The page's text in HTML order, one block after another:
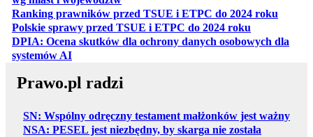
Ranking prawników przed TSUE i ETPC do 2024 roku
Polskie sprawy przed TSUE i ETPC do 2024 roku
DPIA: Ocena skutków dla ochrony danych osobowych dla
systemów AIotwiera się w nowej karcie
Prawo.pl radzi
SN: Wspólny odręczny testament małżonków jest ważny
NSA: PESEL jest niezbędny, by skarga nie została